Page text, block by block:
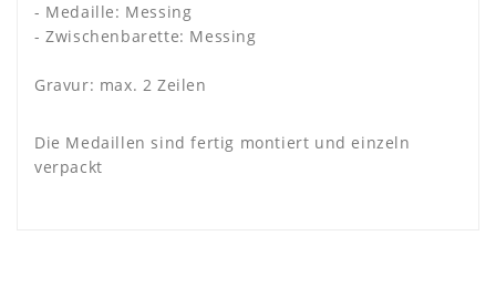
- Medaille: Messing
- Zwischenbarette: Messing
Gravur: max. 2 Zeilen
Die Medaillen sind fertig montiert und einzeln
verpackt